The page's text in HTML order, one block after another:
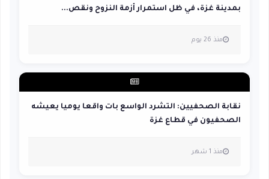
بمدينة غزة، في ظل استمرار أزمة النزوح ونقص...
منذ 26 يوم
نقابة الصحفيين: التشرد الواسع بات واقعا يوميا يعيشه
الصحفيون في قطاع غزة
منذ 1 شهر